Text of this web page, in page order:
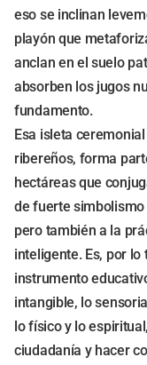
eso se inclinan
playón que
anclan en el suelo
absorben los jugos
fundamento.
Esa isleta
ribereños, forma
hectáreas que
de fuerte
pero también a la
inteligente. Es, por
instrumento
intangible, lo
lo físico y lo
ciudadanía y hacer